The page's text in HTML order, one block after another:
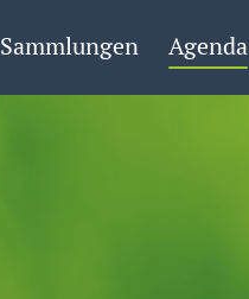
Sammlungen Agenda